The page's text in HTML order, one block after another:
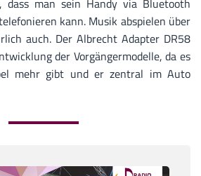
man sein Handy via Bluetooth
kann. Musik abspielen über
auch. Der Albrecht Adapter DR58
der Vorgängermodelle, da es
mehr gibt und er zentral im Auto